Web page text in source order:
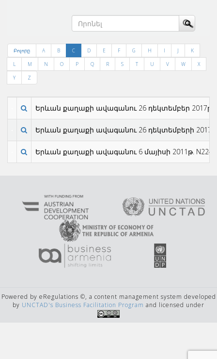
Բոլորը A B C D E F G H I J
K
L
M N O P Q R S T U V W
X
Y
Z
Երևան քաղաքի ավագանու 26 դեկտեմբեր 2017թ N
Երևան քաղաքի ավագանու 26 դեկտեմբերի 2017թ.
Երևան քաղաքի ավագանու 6 մայիսի 2011թ. N224-
Powered by eRegulations ©, a content management system developed
by UNCTAD's Business Facilitation Program and licensed under